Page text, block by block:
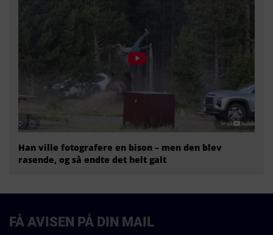
Han ville fotografere en bison – men den blev
rasende, og så endte det helt galt
FÅ AVISEN PÅ DIN MAIL